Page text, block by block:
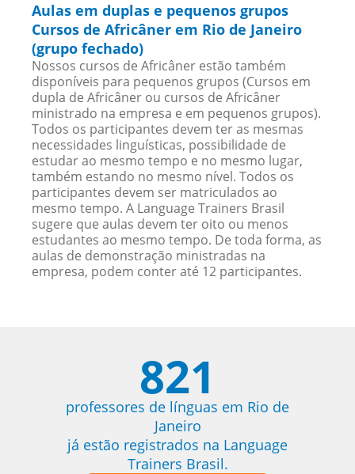
Aulas em duplas e pequenos grupos
Cursos de Africâner em Rio de Janeiro
(grupo fechado)
Nossos cursos de Africâner estão também
disponíveis para pequenos grupos (Cursos em
dupla de Africâner ou cursos de Africâner
ministrado na empresa e em pequenos grupos).
Todos os participantes devem ter as mesmas
necessidades linguísticas, possibilidade de
estudar ao mesmo tempo e no mesmo lugar,
também estando no mesmo nível. Todos os
participantes devem ser matriculados ao
mesmo tempo. A Language Trainers Brasil
sugere que aulas devem ter oito ou menos
estudantes ao mesmo tempo. De toda forma, as
aulas de demonstração ministradas na
empresa, podem conter até 12 participantes.
821
professores de línguas em Rio de
Janeiro
já estão registrados na Language
Trainers Brasil.